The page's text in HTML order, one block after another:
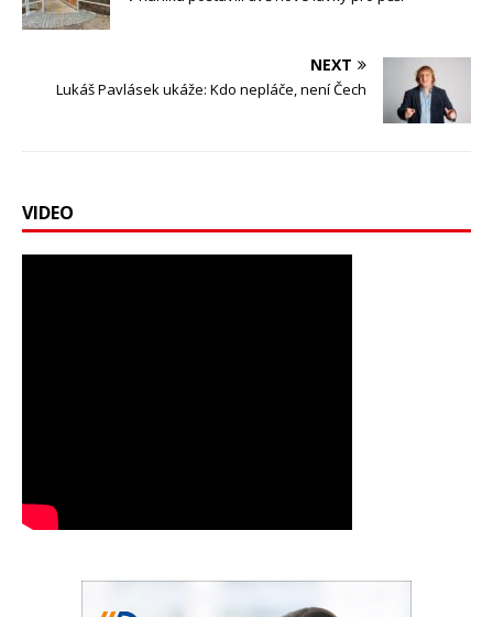
NEXT
Lukáš Pavlásek ukáže: Kdo nepláče, není Čech
VIDEO